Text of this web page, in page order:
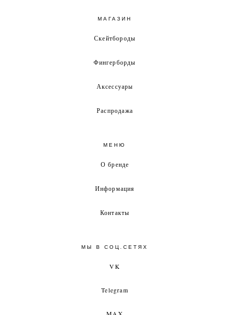
МАГАЗИН
Скейтбороды
Фингерборды
Аксессуары
Распродажа
МЕНЮ
О бренде
Информация
Контакты
МЫ В СОЦ.СЕТЯХ
VK
Telegram